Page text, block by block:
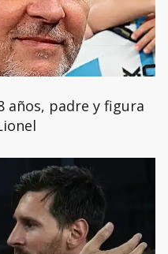
años, padre y figura